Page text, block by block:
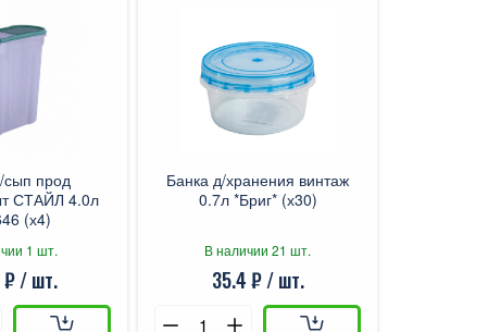
сып прод
СТАЙЛ 4.0л
(х4)
1 шт.
₽ / шт.
Банка д/хранения винтаж
0.7л *Бриг* (х30)
В наличии 21 шт.
35.4 ₽ / шт.